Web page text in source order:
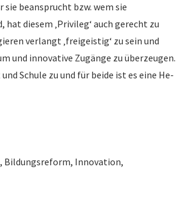
Bildungsreform Innovation
sie beansprucht bzw. wem sie
hat diesem ‚Privileg‘ auch gerecht zu
verlangt ‚freigeistig‘ zu sein und
und innovative Zugänge zu überzeugen.
Schule zu und für beide ist es eine He­